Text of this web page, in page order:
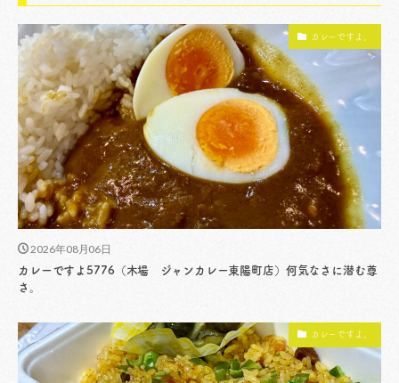
カレーですよ。
2026年08月06日
カレーですよ5776（木場 ジャンカレー東陽町店）何気なさに潜む尊
さ。
カレーですよ。